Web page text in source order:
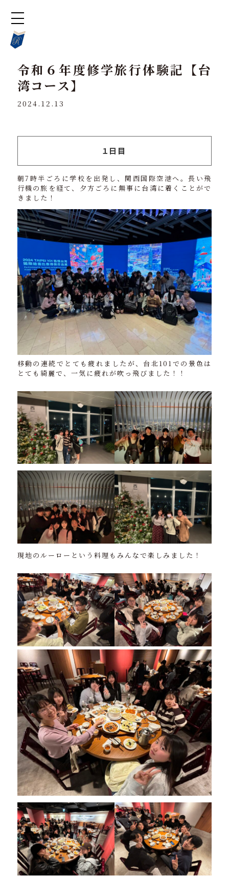
令和６年度修学旅行体験記【台
湾コース】
2024.12.13
１日目
朝7時半ごろに学校を出発し、関西国際空港へ。長い飛
行機の旅を経て、夕方ごろに無事に台湾に着くことがで
きました！
移動の連続でとても疲れましたが、台北101での景色は
とても綺麗で、一気に疲れが吹っ飛びました！！
現地のルーローという料理もみんなで楽しみました！